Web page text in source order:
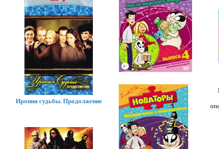
Ирония судьбы. Продолжение